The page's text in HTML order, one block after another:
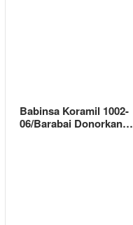
Babinsa Koramil 1002-
06/Barabai Donorkan…